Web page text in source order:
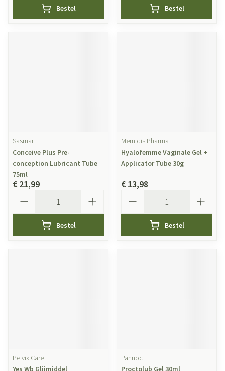
Bestel Bestel
Sasmar
Conceive Plus Pre-
conception Lubricant Tube
75ml
€ 21,99
Bestel
Memidis Pharma
Hyalofemme Vaginale Gel +
Applicator Tube 30g
€ 13,98
Bestel
Pelvix Care
Yes Wb Glijmiddel
Pannoc
Proctolub Gel 30ml